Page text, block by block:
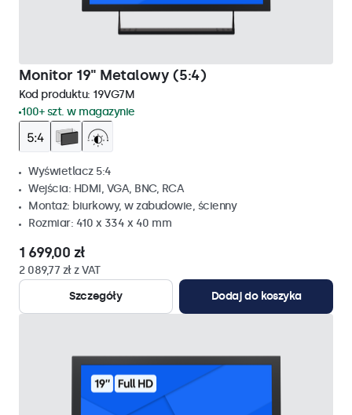
Monitor 19" Metalowy (5:4)
Kod produktu: 19VG7M
100+ szt. w magazynie
Wyświetlacz 5:4
Wejścia: HDMI, VGA, BNC, RCA
Montaż: biurkowy, w zabudowie, ścienny
Rozmiar: 410 x 334 x 40 mm
1 699,00 zł
2 089,77 zł z VAT
Szczegóły
Dodaj do koszyka